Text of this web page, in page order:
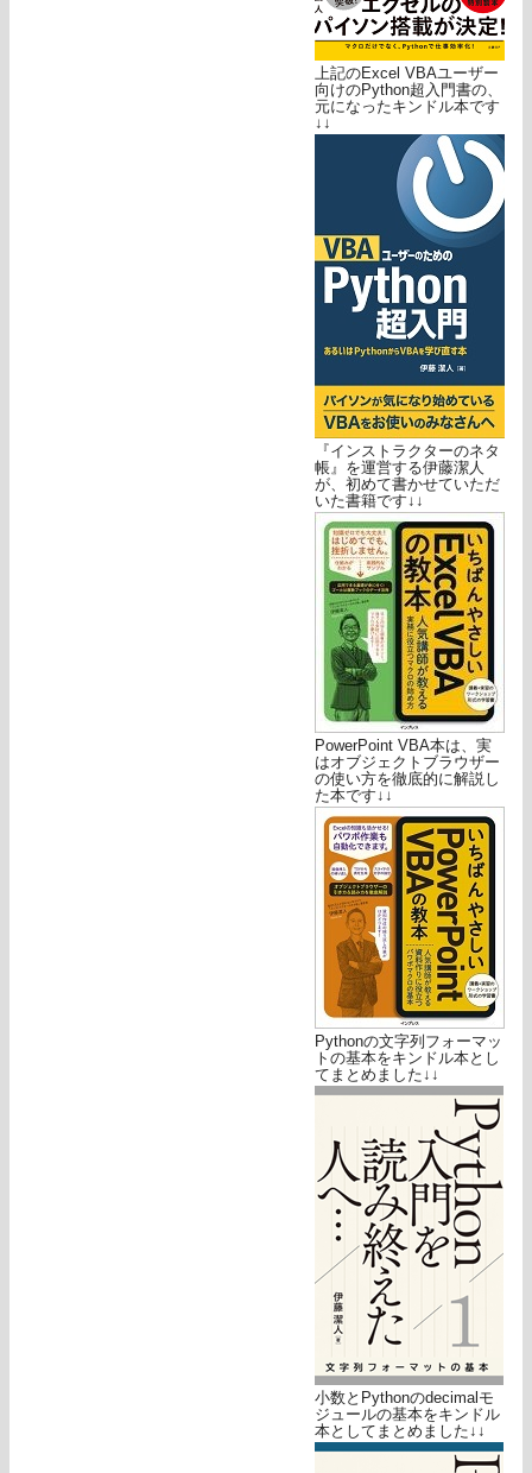
上記のExcel VBAユーザー
向けのPython超入門書の、
元になったキンドル本です
↓↓
『インストラクターのネタ
帳』を運営する伊藤潔人
が、初めて書かせていただ
いた書籍です↓↓
PowerPoint VBA本は、実
はオブジェクトブラウザー
の使い方を徹底的に解説し
た本です↓↓
Pythonの文字列フォーマッ
トの基本をキンドル本とし
てまとめました↓↓
小数とPythonのdecimalモ
ジュールの基本をキンドル
本としてまとめました↓↓